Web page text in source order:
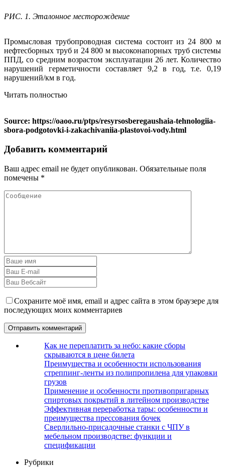
РИС. 1. Эталонное месторождение
Промысловая трубопроводная система состоит из 24 800 м
нефтесборных труб и 24 800 м высоконапорных труб системы
ППД, со средним возрастом эксплуатации 26 лет. Количество
нарушений герметичности составляет 9,2 в год, т.е. 0,19
нарушений/км в год.
Читать полностью
Source: https://oaoo.ru/ptps/resyrsosberegaushaia-tehnologiia-
sbora-podgotovki-i-zakachivaniia-plastovoi-vody.html
Добавить комментарий
Ваш адрес email не будет опубликован. Обязательные поля
помечены *
Сохраните моё имя, email и адрес сайта в этом браузере для
последующих моих комментариев
Как не переплатить за небо: какие сборы
скрываются в цене билета
Преимущества и особенности использования
стреппинг-ленты из полипропилена для упаковки
грузов
Применение и особенности противопригарных
спиртовых покрытий в литейном производстве
Эффективная переработка тары: особенности и
преимущества прессования бочек
Сверлильно-присадочные станки с ЧПУ в
мебельном производстве: функции и
спецификации
Рубрики